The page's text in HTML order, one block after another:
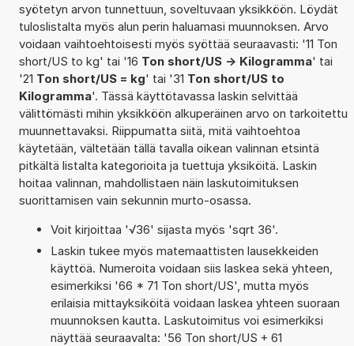
syötetyn arvon tunnettuun, soveltuvaan yksikköön. Löydät
tuloslistalta myös alun perin haluamasi muunnoksen. Arvo
voidaan vaihtoehtoisesti myös syöttää seuraavasti: '11 Ton
short/US to kg' tai '16 Ton short/US -> Kilogramma' tai
'21 Ton short/US = kg' tai '31 Ton short/US to
Kilogramma'. Tässä käyttötavassa laskin selvittää
välittömästi mihin yksikköön alkuperäinen arvo on tarkoitettu
muunnettavaksi. Riippumatta siitä, mitä vaihtoehtoa
käytetään, vältetään tällä tavalla oikean valinnan etsintä
pitkältä listalta kategorioita ja tuettuja yksiköitä. Laskin
hoitaa valinnan, mahdollistaen näin laskutoimituksen
suorittamisen vain sekunnin murto-osassa.
Voit kirjoittaa '√36' sijasta myös 'sqrt 36'.
Laskin tukee myös matemaattisten lausekkeiden
käyttöä. Numeroita voidaan siis laskea sekä yhteen,
esimerkiksi '66 * 71 Ton short/US', mutta myös
erilaisia mittayksiköitä voidaan laskea yhteen suoraan
muunnoksen kautta. Laskutoimitus voi esimerkiksi
näyttää seuraavalta: '56 Ton short/US + 61